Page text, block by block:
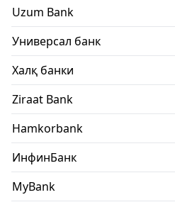
Uzum Bank
Универсал банк
Халқ банки
Ziraat Bank
Hamkorbank
ИнфинБанк
MyBank